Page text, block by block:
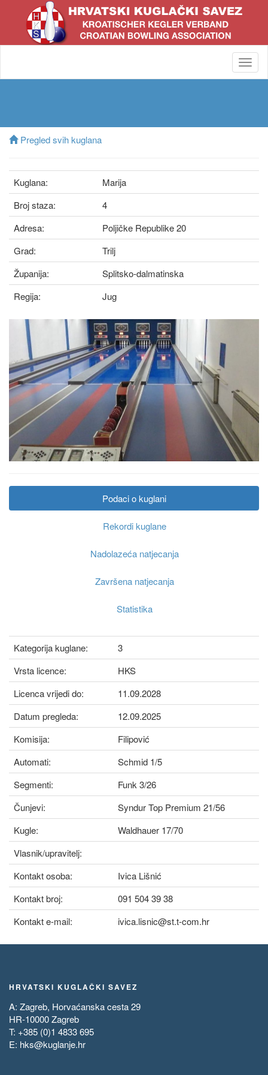
Pregled svih kuglana
Kuglana:
Marija
Broj staza:
4
Adresa:
Poljičke Republike 20
Grad:
Trilj
Županija:
Splitsko-dalmatinska
Regija:
Jug
Podaci o kuglani
Rekordi kuglane
Nadolazeća natjecanja
Završena natjecanja
Statistika
Kategorija kuglane:
3
Vrsta licence:
HKS
Licenca vrijedi do:
11.09.2028
Datum pregleda:
12.09.2025
Komisija:
Filipović
Automati:
Schmid 1/5
Segmenti:
Funk 3/26
Čunjevi:
Syndur Top Premium 21/56
Kugle:
Waldhauer 17/70
Vlasnik/upravitelj:
Kontakt osoba:
Ivica Lišnić
Kontakt broj:
091 504 39 38
Kontakt e-mail:
ivica.lisnic@st.t-com.hr
HRVATSKI KUGLAČKI SAVEZ
A: Zagreb, Horvaćanska cesta 29
HR-10000 Zagreb
T: +385 (0)1 4833 695
E: hks@kuglanje.hr